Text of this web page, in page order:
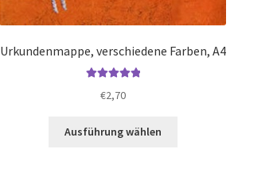
Urkundenmappe, verschiedene Farben, A4
5.00von 5
€2,70
Ausführung wählen